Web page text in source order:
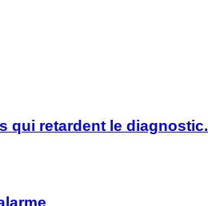
qui retardent le diagnostic.